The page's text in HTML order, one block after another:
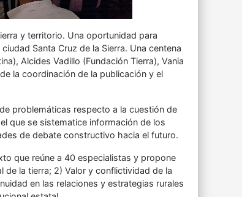
y territorio. Una oportunidad para
Santa Cruz de la Sierra. Una centena
Alcides Vadillo (Fundación Tierra), Vania
la coordinación de la publicación y el
problemáticas respecto a la cuestión de
que se sistematice información de los
de debate constructivo hacia el futuro.
que reúne a 40 especialistas y propone
de la tierra; 2) Valor y conflictividad de la
en las relaciones y estrategias rurales